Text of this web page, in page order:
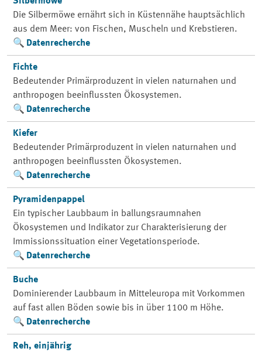
Die Silbermöwe ernährt sich in Küstennähe hauptsächlich
aus dem Meer: von Fischen, Muscheln und Krebstieren.
Datenrecherche
Fichte
Bedeutender Primärproduzent in vielen naturnahen und
anthropogen beeinflussten Ökosystemen.
Datenrecherche
Kiefer
Bedeutender Primärproduzent in vielen naturnahen und
anthropogen beeinflussten Ökosystemen.
Datenrecherche
Pyramidenpappel
Ein typischer Laubbaum in ballungsraumnahen
Ökosystemen und Indikator zur Charakterisierung der
Immissionssituation einer Vegetationsperiode.
Datenrecherche
Buche
Dominierender Laubbaum in Mitteleuropa mit Vorkommen
auf fast allen Böden sowie bis in über 1100 m Höhe.
Datenrecherche
Reh, einjährig